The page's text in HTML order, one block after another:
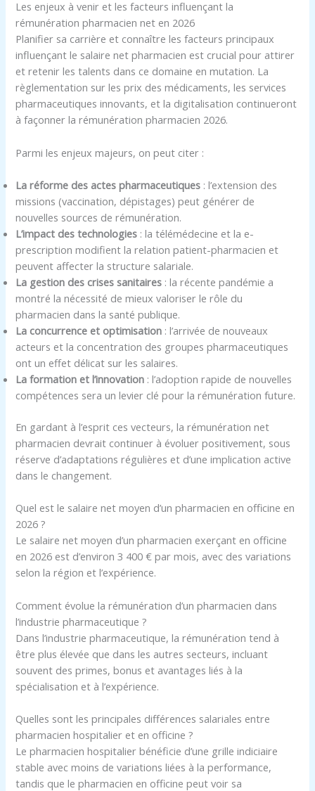
Les enjeux à venir et les facteurs influençant la
rémunération pharmacien net en 2026
Planifier sa carrière et connaître les facteurs principaux
influençant le salaire net pharmacien est crucial pour attirer
et retenir les talents dans ce domaine en mutation. La
règlementation sur les prix des médicaments, les services
pharmaceutiques innovants, et la digitalisation continueront
à façonner la rémunération pharmacien 2026.
Parmi les enjeux majeurs, on peut citer :
La réforme des actes pharmaceutiques : l’extension des
missions (vaccination, dépistages) peut générer de
nouvelles sources de rémunération.
L’impact des technologies : la télémédecine et la e-
prescription modifient la relation patient-pharmacien et
peuvent affecter la structure salariale.
La gestion des crises sanitaires : la récente pandémie a
montré la nécessité de mieux valoriser le rôle du
pharmacien dans la santé publique.
La concurrence et optimisation : l’arrivée de nouveaux
acteurs et la concentration des groupes pharmaceutiques
ont un effet délicat sur les salaires.
La formation et l’innovation : l’adoption rapide de nouvelles
compétences sera un levier clé pour la rémunération future.
En gardant à l’esprit ces vecteurs, la rémunération net
pharmacien devrait continuer à évoluer positivement, sous
réserve d’adaptations régulières et d’une implication active
dans le changement.
Quel est le salaire net moyen d’un pharmacien en officine en
2026 ?
Le salaire net moyen d’un pharmacien exerçant en officine
en 2026 est d’environ 3 400 € par mois, avec des variations
selon la région et l’expérience.
Comment évolue la rémunération d’un pharmacien dans
l’industrie pharmaceutique ?
Dans l’industrie pharmaceutique, la rémunération tend à
être plus élevée que dans les autres secteurs, incluant
souvent des primes, bonus et avantages liés à la
spécialisation et à l’expérience.
Quelles sont les principales différences salariales entre
pharmacien hospitalier et en officine ?
Le pharmacien hospitalier bénéficie d’une grille indiciaire
stable avec moins de variations liées à la performance,
tandis que le pharmacien en officine peut voir sa